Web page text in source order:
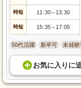
時短 11:30～ 13:30
時短 15:35～ 17:05
50代活躍 新卒可 未経験
お気に入り に